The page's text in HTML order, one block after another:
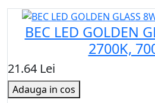
BEC LED GOLDEN
2700K,
21.64 Lei
Adauga in cos